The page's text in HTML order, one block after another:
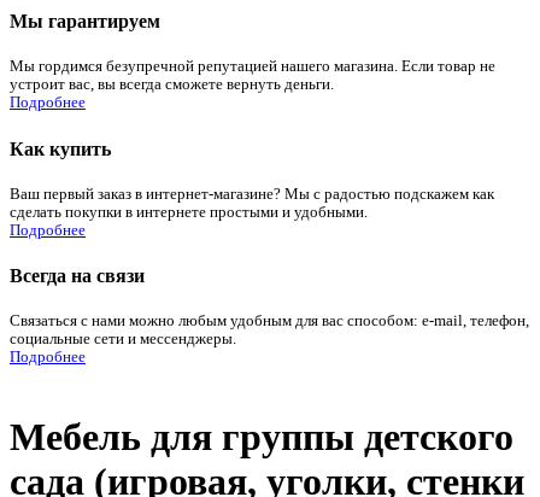
Мы гарантируем
Мы гордимся безупречной репутацией нашего магазина. Если товар не
устроит вас, вы всегда сможете вернуть деньги.
Подробнее
Как купить
Ваш первый заказ в интернет-магазине? Мы с радостью подскажем как
сделать покупки в интернете простыми и удобными.
Подробнее
Всегда на связи
Связаться с нами можно любым удобным для вас способом: e-mail, телефон,
социальные сети и мессенджеры.
Подробнее
Мебель для группы детского
сада (игровая, уголки, стенки